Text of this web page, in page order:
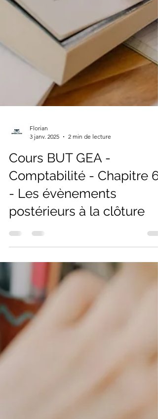
3 janv. 2025
Comptabilité - Chapitre 6
- Les évènements
postérieurs à la clôture